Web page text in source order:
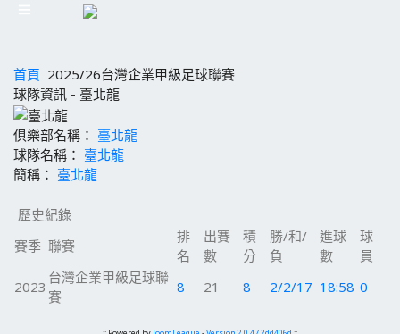
首頁 2025/26台灣企業甲級足球聯賽
球隊資訊 - 臺北龍
俱樂部名稱： 臺北龍
球隊名稱： 臺北龍
簡稱： 臺北龍
歷史紀錄
賽季 聯賽
排
名
出賽
數
積
分
勝/和/
負
進球
數
球
員
2023
台灣企業甲級足球聯
賽
8 21 8 2/2/17 18:58 0